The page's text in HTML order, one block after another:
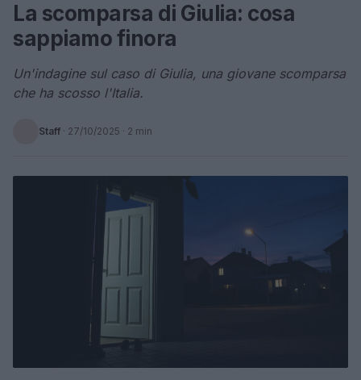
La scomparsa di Giulia: cosa
sappiamo finora
Un'indagine sul caso di Giulia, una giovane scomparsa
che ha scosso l'Italia.
Staff · 27/10/2025 · 2 min